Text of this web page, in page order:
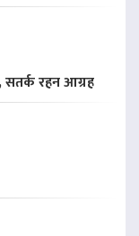
सतर्क रहन आग्रह